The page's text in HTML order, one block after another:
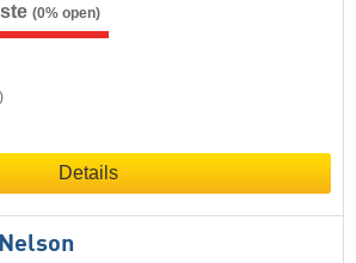
(0% open)
Details